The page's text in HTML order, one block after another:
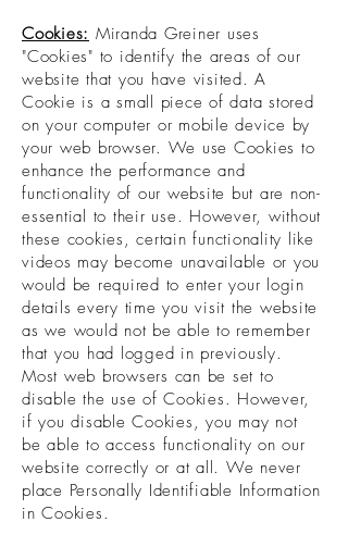
Cookies: Miranda Greiner uses
"Cookies" to identify the areas of our
website that you have visited. A
Cookie is a small piece of data stored
on your computer or mobile device by
your web browser. We use Cookies to
enhance the performance and
functionality of our website but are non-
essential to their use. However, without
these cookies, certain functionality like
videos may become unavailable or you
would be required to enter your login
details every time you visit the website
as we would not be able to remember
that you had logged in previously.
Most web browsers can be set to
disable the use of Cookies. However,
if you disable Cookies, you may not
be able to access functionality on our
website correctly or at all. We never
place Personally Identifiable Information
in Cookies.